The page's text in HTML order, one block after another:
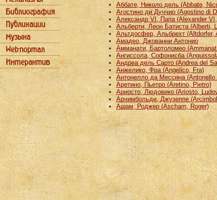
Аббате, Николо дель (Abbate,
Агостино ди Дуччио (Agostino di
Александр VI, Папа (Alexander
Альберти, Леон Батиста (Alberti,
Альтдосфер, Альбрехт (Altdorfer,
Амадео, Джованни Антонио
Амманати, Бартоломео
Ангиссола, Софонисба
Андреа дель Сарто (Andrea del
Анжелико, Фра (Angelico, Fra)
Антонелло да Мессина (Antonello
Аретино, Пьетро (Aretino, Pietro)
Ариосто, Людовико (Ariosto,
Арчимбольди, Джузеппе
Ашам, Роджер (Ascham, Roger)